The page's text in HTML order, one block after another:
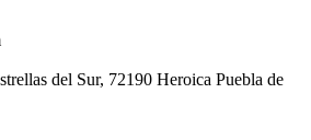
del Sur, 72190 Heroica Puebla de